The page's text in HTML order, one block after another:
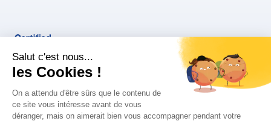
FR
Bjorg pour les pros
Instagram Facebook